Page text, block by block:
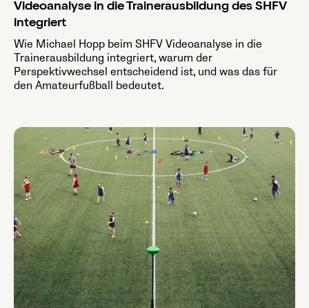
Videoanalyse in die Trainerausbildung des SHFV
integriert
Wie Michael Hopp beim SHFV Videoanalyse in die
Trainerausbildung integriert, warum der
Perspektivwechsel entscheidend ist, und was das für
den Amateurfußball bedeutet.